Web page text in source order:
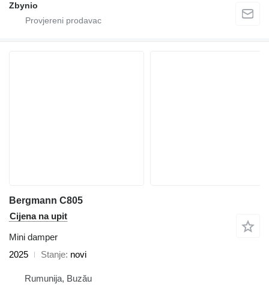
Zbynio
Bergmann C805
Cijena na upit
Mini damper
2025
Stanje novi
Rumunija, Buzău